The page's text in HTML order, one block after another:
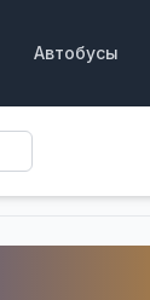
Автобусы